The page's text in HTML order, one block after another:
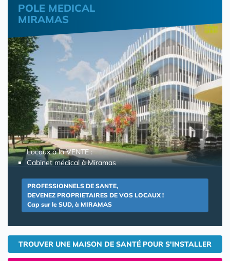
POLE MEDICAL
MIRAMAS
Locaux à la VENTE :
Cabinet médical à Miramas
PROFESSIONNELS DE SANTE,
DEVENEZ PROPRIETAIRES DE VOS LOCAUX !
Cap sur le SUD, à MIRAMAS
TROUVER UNE MAISON DE SANTÉ POUR S'INSTALLER